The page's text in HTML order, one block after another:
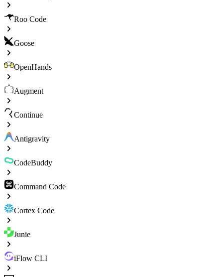
Roo Code
Goose
OpenHands
Augment
Continue
Antigravity
CodeBuddy
Command Code
Cortex Code
Junie
iFlow CLI